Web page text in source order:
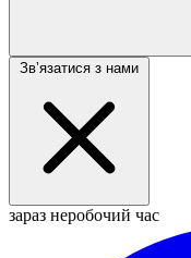
Звʼязатися з нами
зараз неробочий час